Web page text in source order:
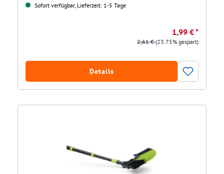
Sofort verfügbar, Lieferzeit: 1-5 Tage
1,99 € *
2,61 €(23.75% gespart)
Details